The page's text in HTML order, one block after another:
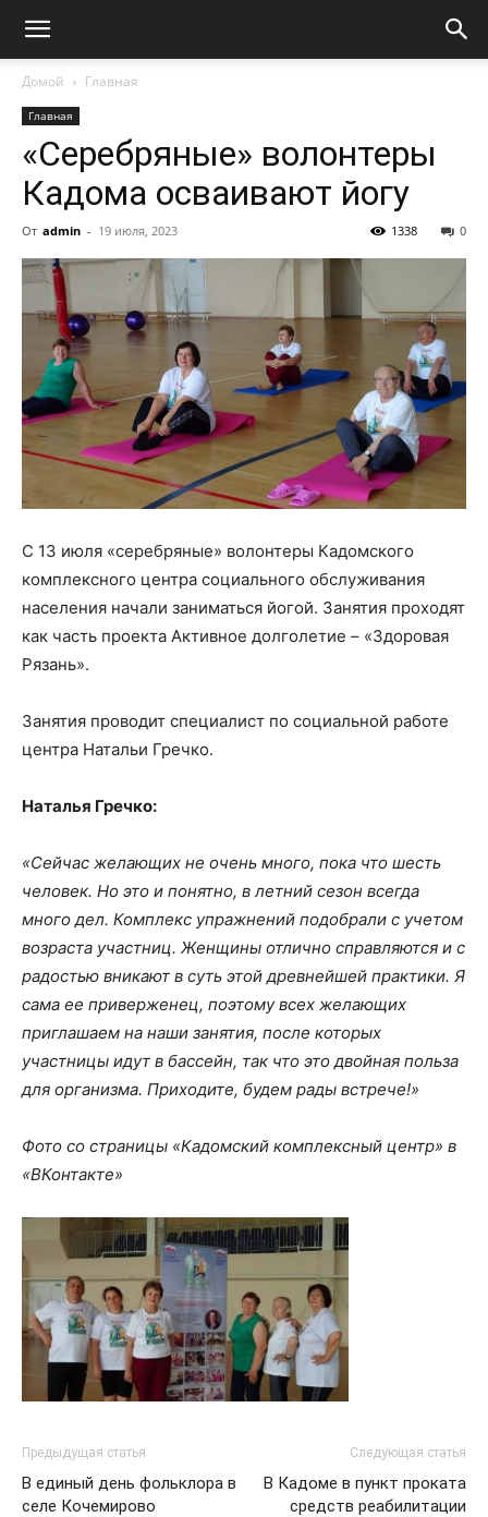
Домой Главная
Главная
«Серебряные» волонтеры
Кадома осваивают йогу
От admin - 19 июля, 2023 0
1338
С 13 июля «серебряные» волонтеры Кадомского
комплексного центра социального обслуживания
населения начали заниматься йогой. Занятия проходят
как часть проекта Активное долголетие – «Здоровая
Рязань».
Занятия проводит специалист по социальной работе
центра Натальи Гречко.
Наталья Гречко:
«Сейчас желающих не очень много, пока что шесть
человек. Но это и понятно, в летний сезон всегда
много дел. Комплекс упражнений подобрали с учетом
возраста участниц. Женщины отлично справляются и с
радостью вникают в суть этой древнейшей практики. Я
сама ее приверженец, поэтому всех желающих
приглашаем на наши занятия, после которых
участницы идут в бассейн, так что это двойная польза
для организма. Приходите, будем рады встрече!»
Фото со страницы «Кадомский комплексный центр» в
«ВКонтакте»
Предыдущая статья
В единый день фольклора в
селе Кочемирово
Следующая статья
В Кадоме в пункт проката
средств реабилитации